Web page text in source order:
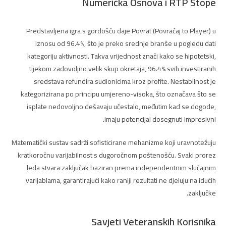
Predstavljena igra s gordošću daje Povrat (Povraćaj to Player) u
iznosu od 96.4%, što je preko srednje branše u pogledu dati
kategoriju aktivnosti. Takva vrijednost znači kako se hipotetski,
tijekom zadovoljno velik skup okretaja, 96.4% svih investiranih
sredstava refundira sudionicima kroz profite. Nestabilnost je
kategorizirana po principu umjereno-visoka, što označava što se
isplate nedovoljno dešavaju učestalo, međutim kad se dogode,
imaju potencijal dosegnuti impresivni.
Matematički sustav sadrži sofisticirane mehanizme koji uravnotežuju
kratkoročnu varijabilnost s dugoročnom poštenošću. Svaki prorez
leda stvara zaključak baziran prema independentnim slučajnim
varijablama, garantirajući kako raniji rezultati ne djeluju na idućih
zaključke.
Savjeti Veteranskih Korisnika